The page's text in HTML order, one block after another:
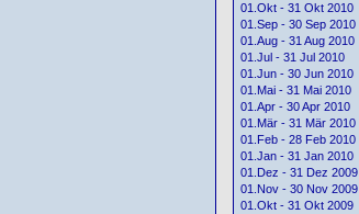
01.Okt - 31 Okt 2010
01.Sep - 30 Sep 2010
01.Aug - 31 Aug 2010
01.Jul - 31 Jul 2010
01.Jun - 30 Jun 2010
01.Mai - 31 Mai 2010
01.Apr - 30 Apr 2010
01.Mär - 31 Mär 2010
01.Feb - 28 Feb 2010
01.Jan - 31 Jan 2010
01.Dez - 31 Dez 2009
01.Nov - 30 Nov 2009
01.Okt - 31 Okt 2009